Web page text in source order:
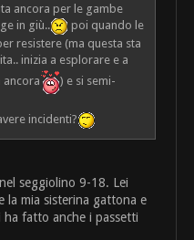
ancora per le gambe
in giù..
poi quando le
resistere (ma questa sta
inizia a esplorare e a
ancora
) e si semi-
incidenti?
seggiolino 9-18. Lei
la mia sisterina gattona e
fatto anche i passetti